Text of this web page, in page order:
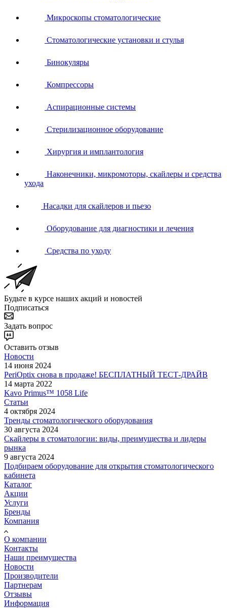
Микроскопы стоматологические
Стоматологические установки и стулья
Бинокуляры
Компрессоры
Аспирационные системы
Стерилизационное оборудование
Хирургия и имплантология
Наконечники, микромоторы, скайлеры и средства
ухода
Насадки для скайлеров и пьезо
Оборудование для диагностики и лечения
Средства по уходу
Будьте в курсе наших акций и новостей
Подписаться
Задать вопрос
Оставить отзыв
Новости
14 июня 2024
PeriOptix снова в продаже! БЕСПЛАТНЫЙ ТЕСТ-ДРАЙВ
14 марта 2022
Kavo Primus™ 1058 Life
Статьи
4 октября 2024
Тренды стоматологического оборудования
30 августа 2024
Скайлеры в стоматологии: виды, преимущества и лидеры
рынка
9 августа 2024
Подбираем оборудование для открытия стоматологического
кабинета
Каталог
Акции
Услуги
Бренды
Компания
О компании
Контакты
Наши преимущества
Новости
Производители
Партнерам
Отзывы
Информация